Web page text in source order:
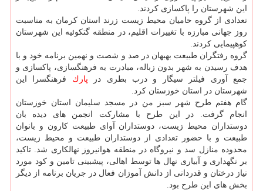
این شهرستان را پاكسازی كردند.
تعدادی از گروه حامیان محیط زیست زرند استان كرمان به مناسبت
روز جهانی مبارزه با تغییرات اقلیم، در منطقه گتكوئیه این شهرستان
كوهپیمایی كردند.
گروه رفتگران طبیعت بهبهان در صد و شصت و نهمین برنامه خود و با
هدف رسیدن به شهر بدون زباله، مبادرت به فرهنگسازی، پاكسازی و
جمع آوری فیلتر سیگار و درب بطری در پارك فرهنگسرا این
شهرستان در استان خوزستان كرد.
گام هفتم طرح شهر سبز من در مسجد سلیمان استان خوزستان
انجام گرفت. در این طرح با مشاركت انجمن های دیده بان
دوستداران محیط زیست، دوستداران آوای طبیعت كارون و بانوان
طبیعت و با حضور تعدادی از دوستداران طبیعت و محیط زیست،
محدوده منازل سد و نیروگاه در منطقه هوانیروز نهالكاری شد. تاكید
بر نگهداری و آبیاری نهال ها توسط اهالی، پیشبینی تامین و كود مورد
نیاز درختان و قدردانی از دانش آموزان فعال در جریان برنامه از دیگر
بخش های این طرح بود.